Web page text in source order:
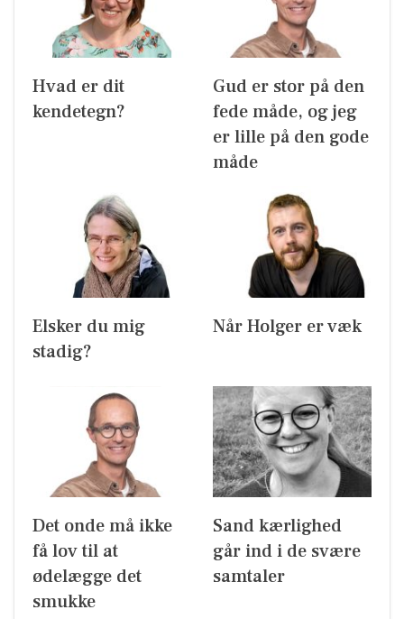
Hvad er dit
kendetegn?
Gud er stor på den
fede måde, og jeg
er lille på den gode
måde
Elsker du mig
stadig?
Når Holger er væk
Det onde må ikke
få lov til at
ødelægge det
smukke
Sand kærlighed
går ind i de svære
samtaler